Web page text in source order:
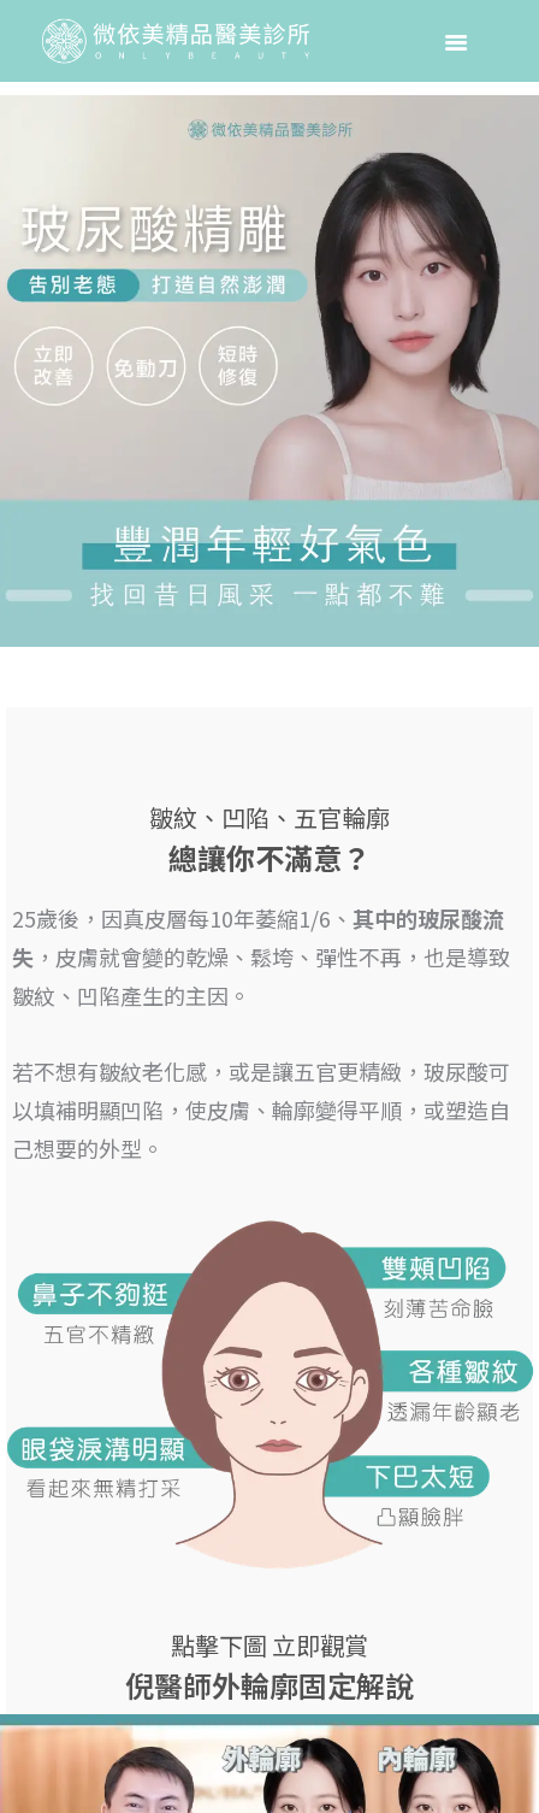
皺紋、凹陷、五官輪廓
總讓你不滿意？
25歲後，因真皮層每10年萎縮1/6、 其中的玻尿酸流
失 ，皮膚就會變的乾燥、鬆垮、彈性不再，也是導致
皺紋、凹陷產生的主因 。
若不想有皺紋老化感，或是讓五官更精緻， 玻尿酸可
以填補明顯凹陷 ，使皮膚、輪廓變得平順，或塑造自
己想要的外型。
點擊下圖 立即觀賞
倪醫師外輪廓固定解說